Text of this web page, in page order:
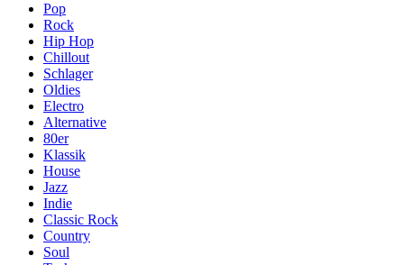
Pop
Rock
Hip Hop
Chillout
Schlager
Oldies
Electro
Alternative
80er
Klassik
House
Jazz
Indie
Classic Rock
Country
Soul